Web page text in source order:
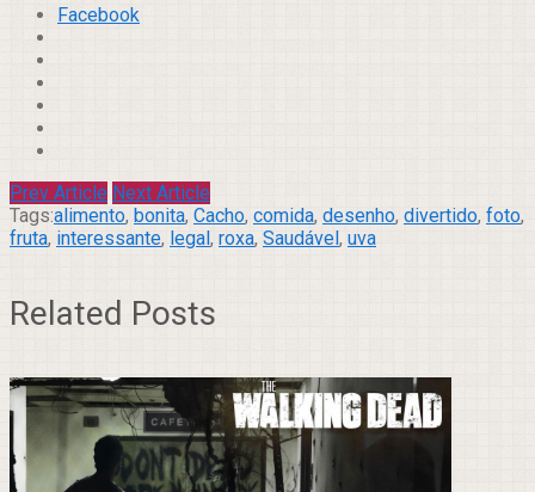
Compartilhar
Facebook
Prev Article Next Article
Tags:alimento, bonita, Cacho, comida, desenho, divertido, foto,
fruta, interessante, legal, roxa, Saudável, uva
Related Posts